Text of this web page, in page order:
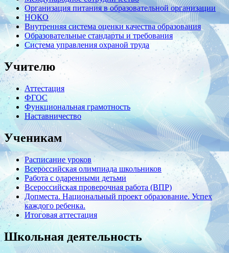
Организация питания в образовательной организации
НОКО
Внутренняя система оценки качества образования
Образовательные стандарты и требования
Система управления охраной труда
Учителю
Аттестация
ФГОС
Функциональная грамотность
Наставничество
Ученикам
Расписание уроков
Всероссийская олимпиада школьников
Работа с одаренными детьми
Всероссийская проверочная работа (ВПР)
Допместа. Национальный проект образование. Успех
каждого ребенка.
Итоговая аттестация
Школьная деятельность